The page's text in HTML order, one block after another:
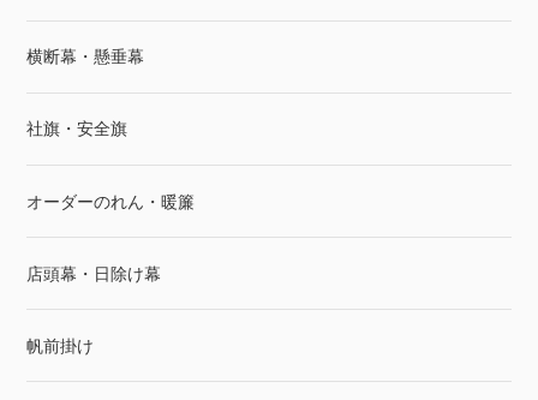
横断幕・懸垂幕
社旗・安全旗
オーダーのれん・暖簾
店頭幕・日除け幕
帆前掛け